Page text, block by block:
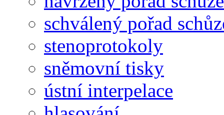
schválený pořad
stenoprotokoly
sněmovní tisky
ústní interpelace